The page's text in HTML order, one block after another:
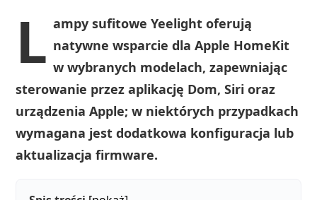
L ampy sufitowe Yeelight oferują
natywne wsparcie dla Apple HomeKit
w wybranych modelach, zapewniając
sterowanie przez aplikację Dom, Siri oraz
urządzenia Apple; w niektórych przypadkach
wymagana jest dodatkowa konfiguracja lub
aktualizacja firmware.